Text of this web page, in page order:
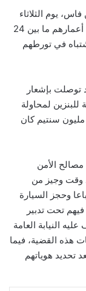
يوم الثلاثاء
12 يوليوز الجاري، من إيقاف 05 أشخاص تتراوح أعمارهم ما بين 24
في تورطهم
توصلت بإشعار
لمحاولة
سرقة بالخطف، استهدفت مبلغا ماليا يتجاوز 14 مليون سنتيم كان
مصالح الأمن
وقت وجيز من
وحجز السيارة
تحت تدبير
النيابة العامة
هذه القضية، فيما
تحديد هوياتهم